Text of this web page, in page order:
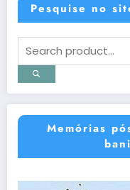
Pesquise no
Memórias